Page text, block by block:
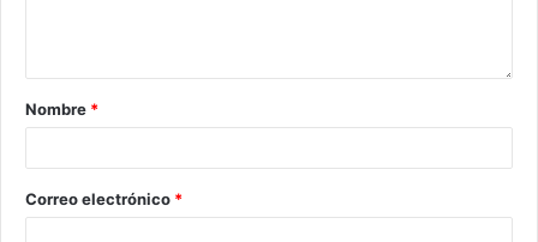
Nombre *
Correo electrónico *